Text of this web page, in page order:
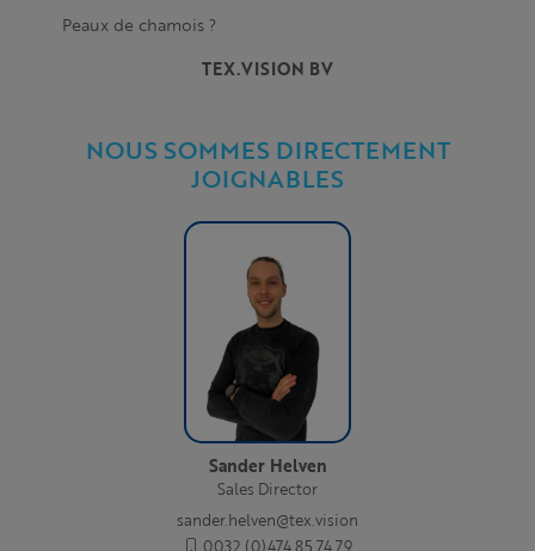
TEX.VISION BV
NOUS SOMMES DIRECTEMENT
JOIGNABLES
Sander Helven
Sales Director
sander.helven@tex.vision
0032 (0)474 85 74 79
Peaux de chamois ?